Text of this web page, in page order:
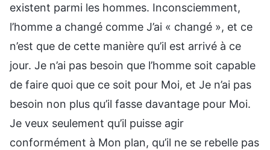
existent parmi les hommes. Inconsciemment,
l’homme a changé comme J’ai « changé », et ce
n’est que de cette manière qu’il est arrivé à ce
jour. Je n’ai pas besoin que l’homme soit capable
de faire quoi que ce soit pour Moi, et Je n’ai pas
besoin non plus qu’il fasse davantage pour Moi.
Je veux seulement qu’il puisse agir
conformément à Mon plan, qu’il ne se rebelle pas